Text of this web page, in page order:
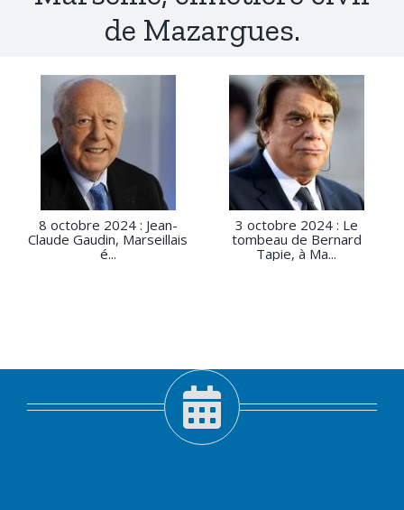
de Mazargues.
8 octobre 2024 : Jean-
Claude Gaudin, Marseillais
é...
3 octobre 2024 : Le
tombeau de Bernard
Tapie, à Ma...